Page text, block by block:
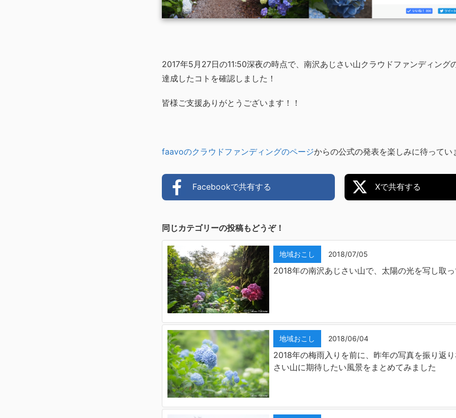
2017年5月27日の11:50深夜の時点で、南沢あじさい山クラウドファンディング
達成したコトを確認しました！
皆様ご支援ありがとうございます！！
faavoのクラウドファンディングのページからの公式の発表を楽しみに待ってい
Facebookで共有する Xで共有する
同じカテゴリーの投稿もどうぞ！
地域おこし 2018/07/05
2018年の南沢あじさい山で、太陽の光を写し取
地域おこし 2018/06/04
2018年の梅雨入りを前に、昨年の写真を振り返
さい山に期待したい風景をまとめてみました